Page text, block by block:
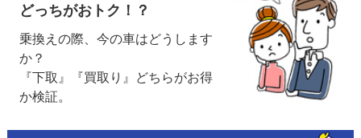
どっちがおトク！？
乗換えの際、今の車はどうします
か？
『下取』『買取り』どちらがお得
か検証。